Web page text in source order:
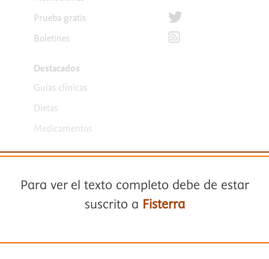
Prueba gratis
Boletines
Destacados
Guías clínicas
Dietas
Medicamentos
Síguenos en Twitter
Suscríbete para recibir
Términos y condiciones
Para ver el texto completo debe de estar
suscrito a Fisterra